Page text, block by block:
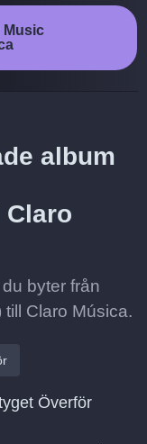
Music
album
byter från
Claro Música.
Överför